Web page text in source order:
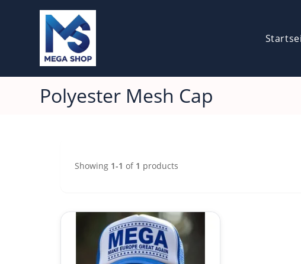
Polyester Mesh Cap
Showing 1-1 of 1 products